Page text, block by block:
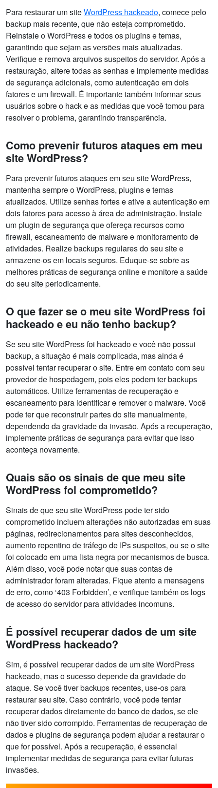
Para restaurar um siteWordPress hackeado, comece pelo
backup mais recente, que não esteja comprometido.
Reinstale o WordPress e todos os plugins e temas,
garantindo que sejam as versões mais atualizadas.
Verifique e remova arquivos suspeitos do servidor. Após a
restauração, altere todas as senhas e implemente medidas
de segurança adicionais, como autenticação em dois
fatores e um firewall. É importante também informar seus
usuários sobre o hack e as medidas que você tomou para
resolver o problema, garantindo transparência.
Como prevenir futuros ataques em meu
site WordPress?
Para prevenir futuros ataques em seu site WordPress,
mantenha sempre o WordPress, plugins e temas
atualizados. Utilize senhas fortes e ative a autenticação em
dois fatores para acesso à área de administração. Instale
um plugin de segurança que ofereça recursos como
firewall, escaneamento de malware e monitoramento de
atividades. Realize backups regulares do seu site e
armazene-os em locais seguros. Eduque-se sobre as
melhores práticas de segurança online e monitore a saúde
do seu site periodicamente.
O que fazer se o meu site WordPress foi
hackeado e eu não tenho backup?
Se seu site WordPress foi hackeado e você não possui
backup, a situação é mais complicada, mas ainda é
possível tentar recuperar o site. Entre em contato com seu
provedor de hospedagem, pois eles podem ter backups
automáticos. Utilize ferramentas de recuperação e
escaneamento para identificar e remover o malware. Você
pode ter que reconstruir partes do site manualmente,
dependendo da gravidade da invasão. Após a recuperação,
implemente práticas de segurança para evitar que isso
aconteça novamente.
Quais são os sinais de que meu site
WordPress foi comprometido?
Sinais de que seu site WordPress pode ter sido
comprometido incluem alterações não autorizadas em suas
páginas, redirecionamentos para sites desconhecidos,
aumento repentino de tráfego de IPs suspeitos, ou se o site
foi colocado em uma lista negra por mecanismos de busca.
Além disso, você pode notar que suas contas de
administrador foram alteradas. Fique atento a mensagens
de erro, como ‘403 Forbidden’, e verifique também os logs
de acesso do servidor para atividades incomuns.
É possível recuperar dados de um site
WordPress hackeado?
Sim, é possível recuperar dados de um site WordPress
hackeado, mas o sucesso depende da gravidade do
ataque. Se você tiver backups recentes, use-os para
restaurar seu site. Caso contrário, você pode tentar
recuperar dados diretamente do banco de dados, se ele
não tiver sido corrompido. Ferramentas de recuperação de
dados e plugins de segurança podem ajudar a restaurar o
que for possível. Após a recuperação, é essencial
implementar medidas de segurança para evitar futuras
invasões.